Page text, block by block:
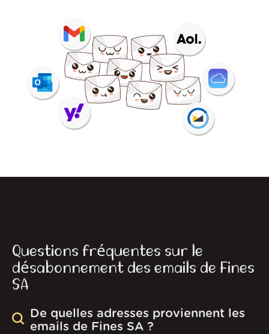
Questions fréquentes sur le
désabonnement des emails de Fines
SA
De quelles adresses proviennent les
emails de Fines SA ?